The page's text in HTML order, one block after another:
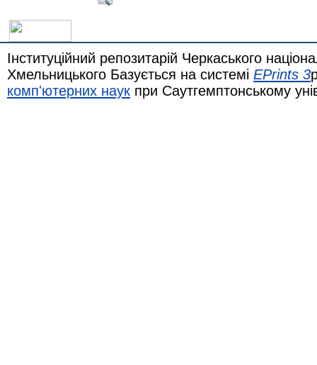
Інституційний репозитарій Черкаського
Хмельницького Базується на системі EPrints 3
комп'ютерних наук при Саутгемптонському